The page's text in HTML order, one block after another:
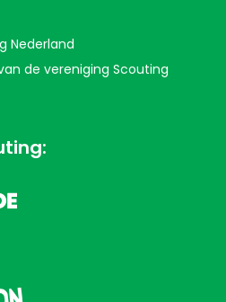
Nederland
de vereniging Scouting